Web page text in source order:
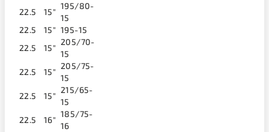
22.5
15"
195/80-
15
22.5
15" 195-15
22.5
15"
205/70-
15
22.5
15"
205/75-
15
22.5
15"
215/65-
15
22.5
16"
185/75-
16